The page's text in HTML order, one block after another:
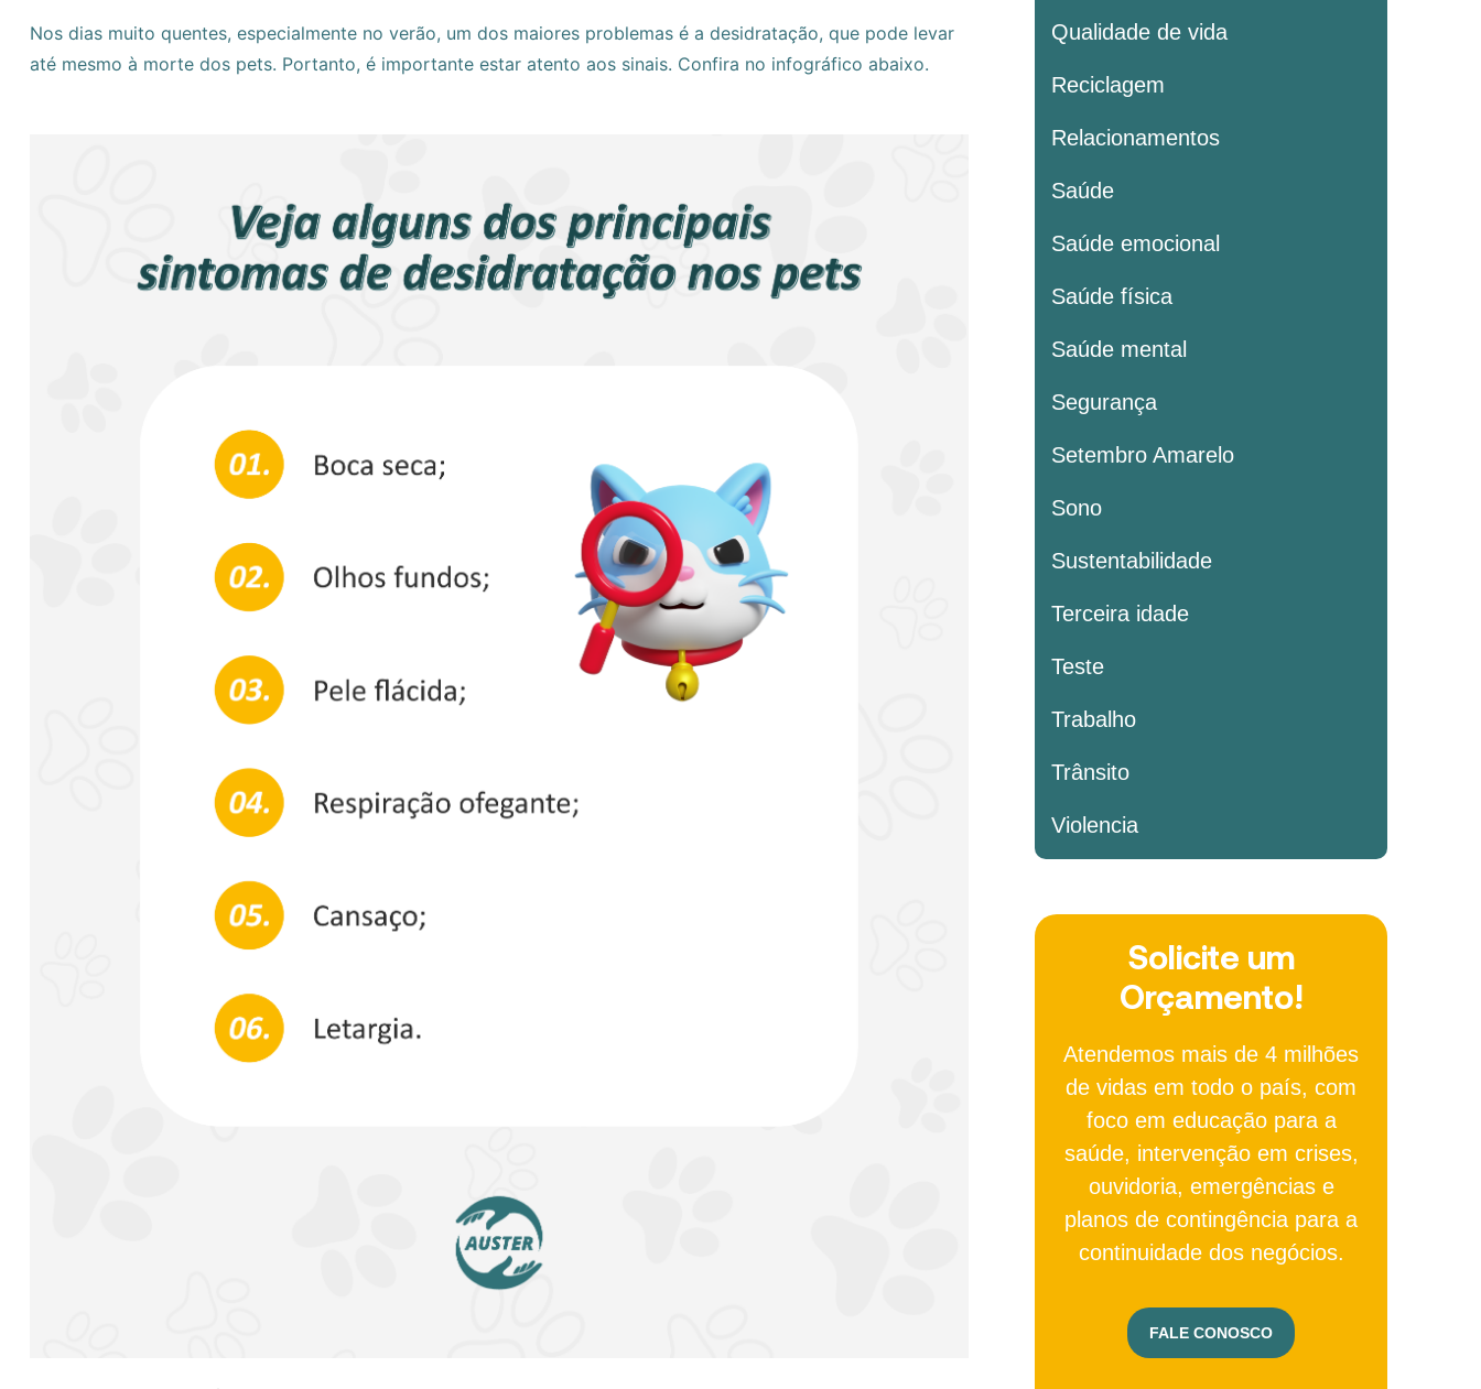
Nos dias muito quentes, especialmente no verão, um dos maiores problemas é a desidratação, que pode levar
até mesmo à morte dos pets. Portanto, é importante estar atento aos sinais. Confira no infográfico abaixo.
Qualidade de vida
Reciclagem
Relacionamentos
Saúde
Saúde emocional
Saúde física
Saúde mental
Segurança
Setembro Amarelo
Sono
Sustentabilidade
Terceira idade
Teste
Trabalho
Trânsito
Violencia
Solicite um
Orçamento!
Atendemos mais de 4 milhões
de vidas em todo o país, com
foco em educação para a
saúde, intervenção em crises,
ouvidoria, emergências e
planos de contingência para a
continuidade dos negócios.
FALE CONOSCO